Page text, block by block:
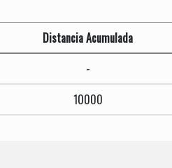
Distancia Acumulada
-
10000